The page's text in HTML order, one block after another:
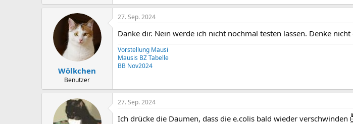
Wölkchen
Benutzer
27. Sep. 2024
Danke dir. Nein werde ich nicht nochmal testen lassen. Denke
Vorstellung Mausi
Mausis BZ Tabelle
BB Nov2024
27. Sep. 2024
Ich drücke die Daumen, dass die e.colis bald wieder verschwinden